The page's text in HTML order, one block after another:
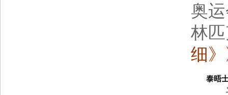
奥
林
细
泰晤士